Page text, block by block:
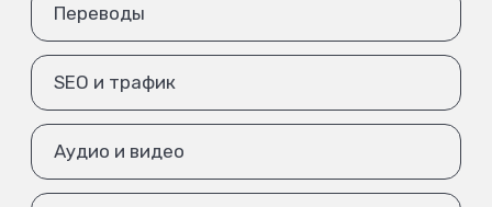
Переводы
SEO и трафик
Аудио и видео